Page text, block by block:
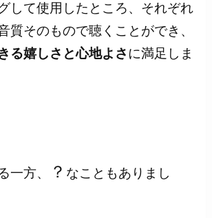
して使用したところ、それぞれ
質そのもので聴くことができ、
る嬉しさと心地よさに満足しま
一方、 ？ なこともありまし